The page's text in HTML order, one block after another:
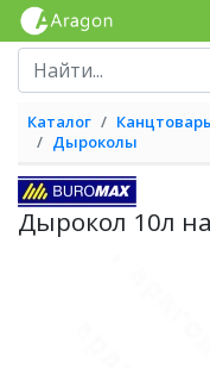
Каталог
Дыроколы
Дырокол 10л